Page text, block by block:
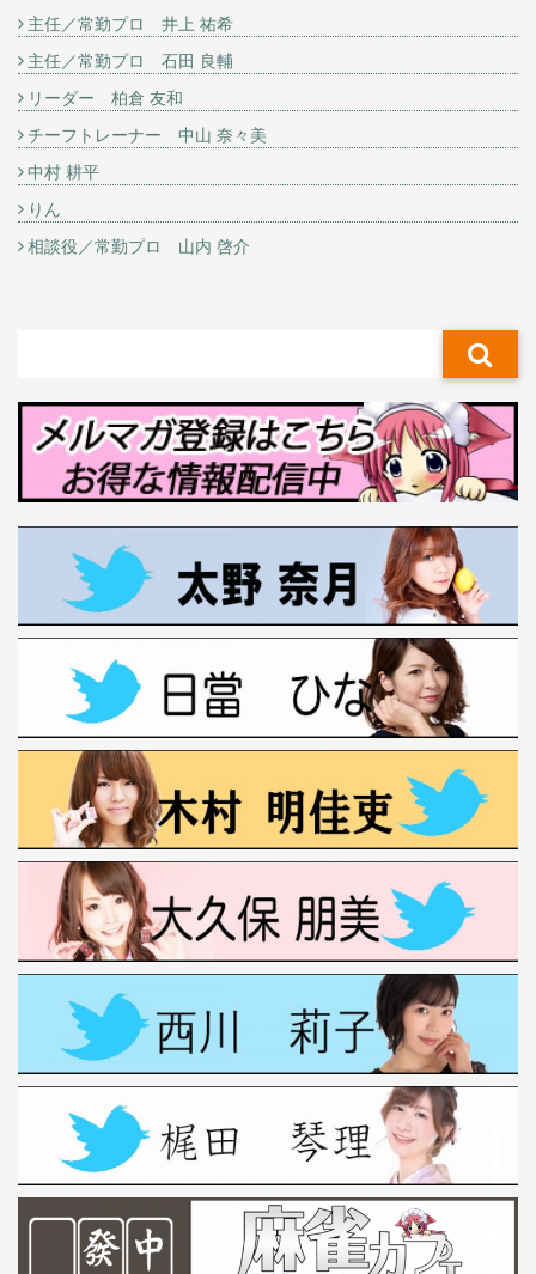
主任／常勤プロ 井上 祐希
主任／常勤プロ 石田 良輔
リーダー 柏倉 友和
チーフトレーナー 中山 奈々美
中村 耕平
りん
相談役／常勤プロ 山内 啓介